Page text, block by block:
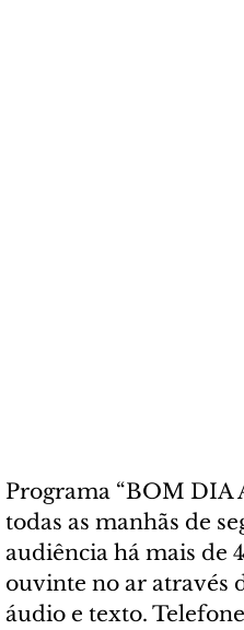
Programa “BOM DIA
todas as manhãs de
audiência há mais de
ouvinte no ar através
áudio e texto.